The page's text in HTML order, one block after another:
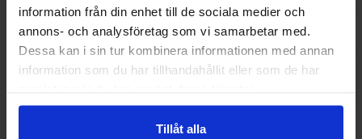
information från din enhet till de sociala medier och
annons- och analysföretag som vi samarbetar med.
Dessa kan i sin tur kombinera informationen med annan
information som du har tillhandahållit eller som de har
Tillåt alla
Ramune Strawberry Soda 200ml